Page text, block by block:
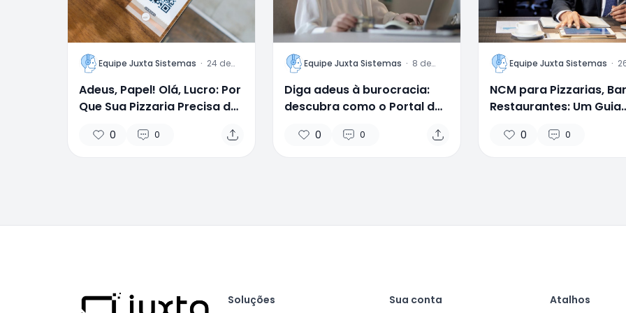
L Equipe Juxta Sistemas · 24 de
Adeus, Papel! Olá, Lucro: Por
Que Sua Pizzaria Precisa de
0 0
L Equipe Juxta Sistemas · 8 de
Diga adeus à burocracia:
descubra como o Portal do
simplifica a sua rotina
0 0
L Equipe Juxta Sistemas ·
NCM para Pizzarias,
Restaurantes: Um Guia
0 0
Soluções Sua conta Atalhos